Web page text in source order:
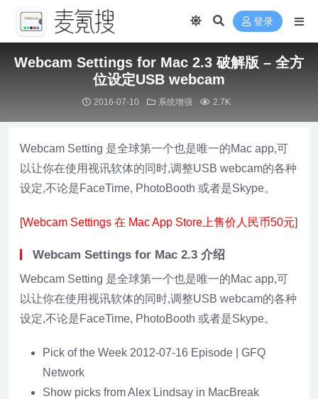
登录
Webcam Settings for Mac 2.3 破解版 – 全方
位设定USB webcam
2016-07-10 系统增强 2.7K
Webcam Setting 是全球第一个也是唯一的Mac app,可
以让你在使用视讯软体的同时,调整USB webcam的各种
设定,不论是FaceTime, PhotoBooth 或者是Skype。
[Webcam Settings 在 Mac App Store上售价人民币50元]
Webcam Settings for Mac 2.3 介绍
Webcam Setting 是全球第一个也是唯一的Mac app,可
以让你在使用视讯软体的同时,调整USB webcam的各种
设定,不论是FaceTime, PhotoBooth 或者是Skype。
Pick of the Week 2012-07-16 Episode | GFQ
Network
Show picks from Alex Lindsay in MacBreak